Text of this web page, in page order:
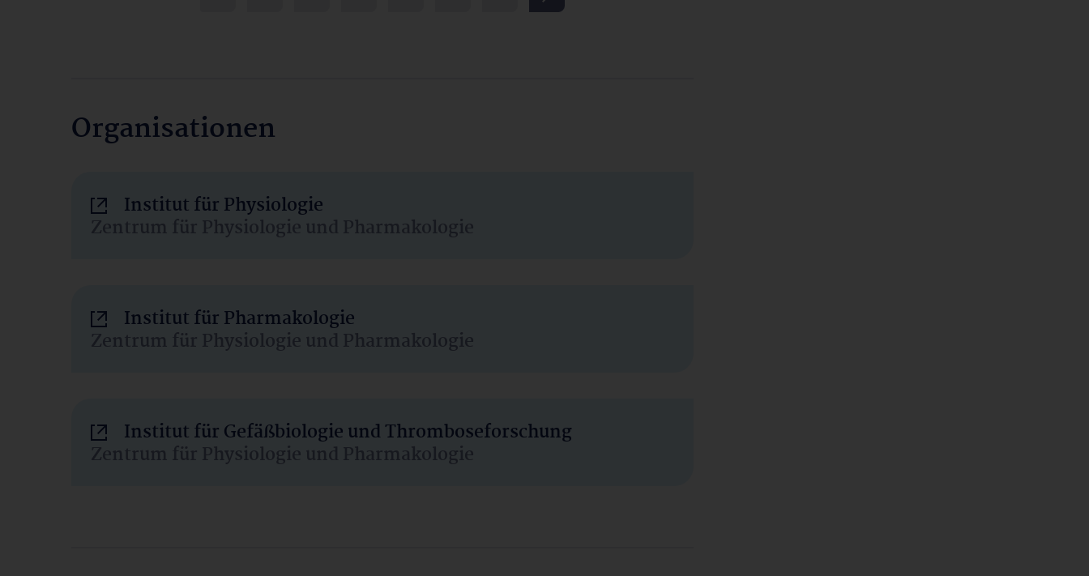
Organisationen
Institut für Physiologie
Zentrum für Physiologie und Pharmakologie
Institut für Pharmakologie
Zentrum für Physiologie und Pharmakologie
Institut für Gefäßbiologie und Thromboseforschung
Zentrum für Physiologie und Pharmakologie